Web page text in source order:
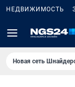
НЕДВИЖИМОСТЬ
Новая сеть